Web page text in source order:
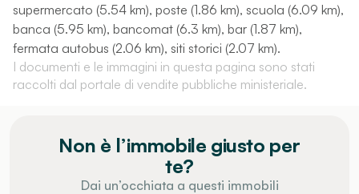
supermercato (5.54 km), poste (1.86 km), scuola (6.09 km),
banca (5.95 km), bancomat (6.3 km), bar (1.87 km),
fermata autobus (2.06 km), siti storici (2.07 km).
I documenti e le immagini in questa pagina sono stati
raccolti dal portale di vendite pubbliche ministeriale.
Non è l’immobile giusto per
te?
Dai un’occhiata a questi immobili